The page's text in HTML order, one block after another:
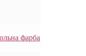
фарба